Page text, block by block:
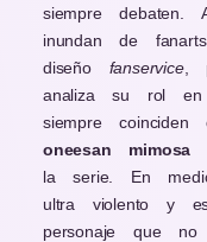
siempre
inundan de
diseño fanservice,
analiza su rol en
siempre
oneesan
la serie. En
ultra violento y
personaje que no